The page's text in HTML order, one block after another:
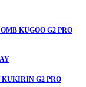
KUGOO G2 PRO
KUKIRIN G2 PRO